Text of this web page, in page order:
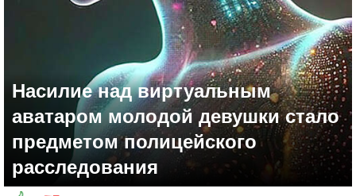
Насилие над виртуальным
аватаром молодой девушки стало
предметом полицейского
расследования